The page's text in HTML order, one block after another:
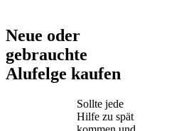
Neue oder
gebrauchte
Alufelge kaufen
Sollte jede
Hilfe zu spät